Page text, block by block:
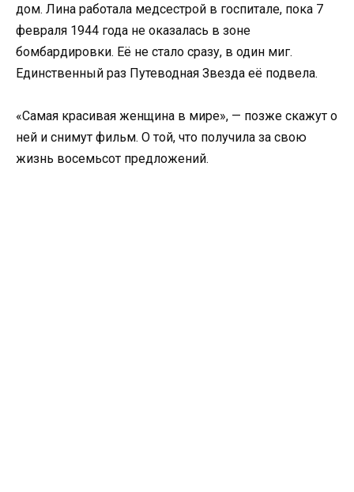
дом. Лина работала медсестрой в госпитале, пока 7
февраля 1944 года не оказалась в зоне
бомбардировки. Её не стало сразу, в один миг.
Единственный раз Путеводная Звезда её подвела.
«Самая красивая женщина в мире», — позже скажут о
ней и снимут фильм. О той, что получила за свою
жизнь восемьсот предложений.